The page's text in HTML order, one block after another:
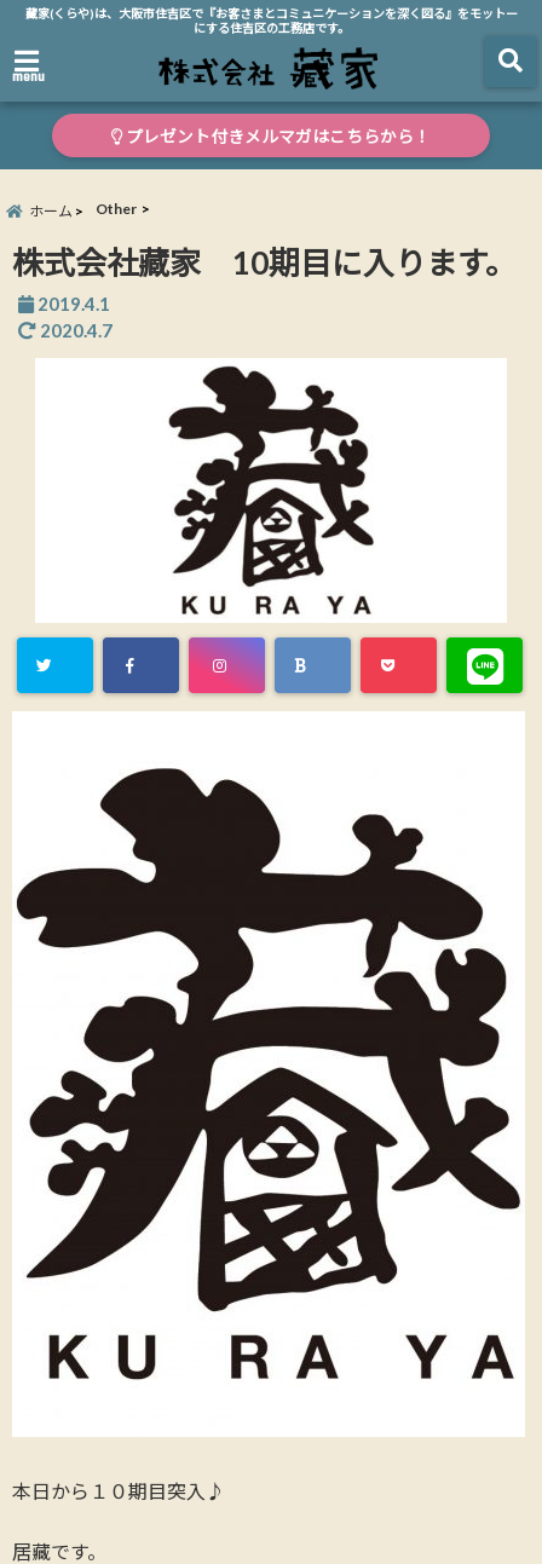
藏家(くらや)は、大阪市住吉区で『お客さまとコミュニケーションを深く図る』をモットー
にする住吉区の工務店です。
menu
プレゼント付きメルマガはこちらから！
ホーム Other
株式会社藏家 10期目に入ります。
2019.4.1
2020.4.7
本日から１０期目突入♪
居藏です。